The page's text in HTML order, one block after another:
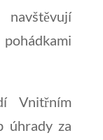
Vnitřním
úhrady za